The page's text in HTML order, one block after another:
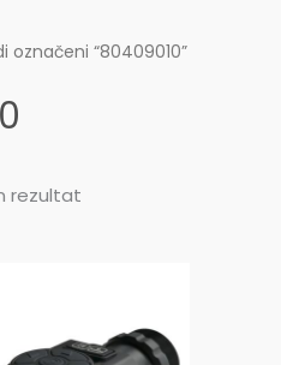
označeni “80409010”
rezultat